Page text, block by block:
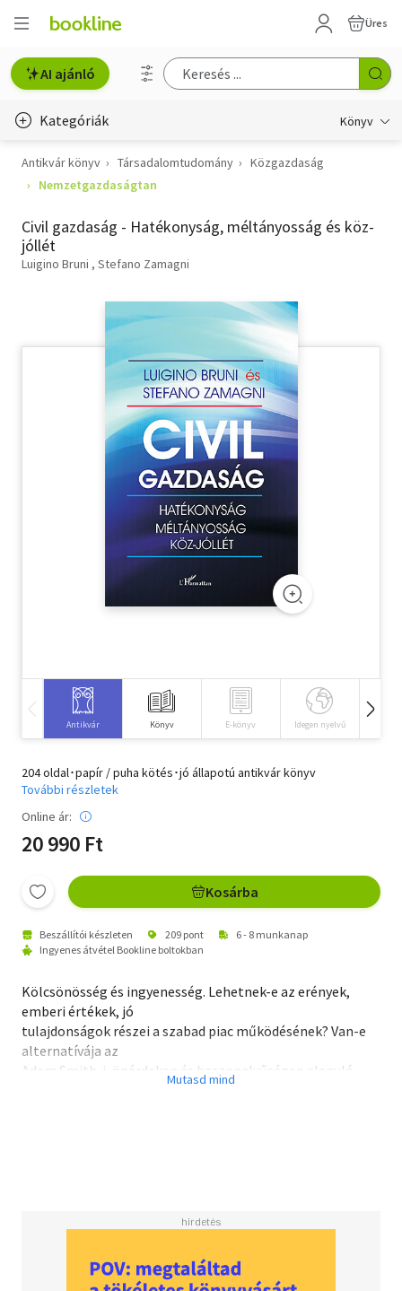
Üres
AI ajánló
Kategóriák Könyv
Életmód, egészség
Gyermek- és ifjúsági
Szótár, nyelvkönyv
Tankönyv, segédkönyv
Társadalomtudomány
Természettudomány
Antikvár könyv Társadalomtudomány
Közgazdaság
Nemzetgazdaságtan
Civil gazdaság - Hatékonyság, méltányosság és köz-
jóllét
Luigino Bruni Stefano Zamagni
Antikvár Könyv E-könyv Idegen nyelvű
204 oldal･papír / puha kötés･jó állapotú antikvár könyv
További részletek
Online ár:
20 990 Ft
Kosárba
Beszállítói készleten 209 pont
6 - 8 munkanap
Ingyenes átvétel Bookline boltokban
Kölcsönösség és ingyenesség. Lehetnek-e az erények,
emberi értékek, jó
tulajdonságok részei a szabad piac működésének? Van-e
alternatívája az
Adam Smith-i, önérdeken és haszonelvűségen alapuló
gazdasági hatékonyság, a méltányos elosztás és a köz-
céljának elemeit. A Civil gazdaságban újra felfedezhetjük a